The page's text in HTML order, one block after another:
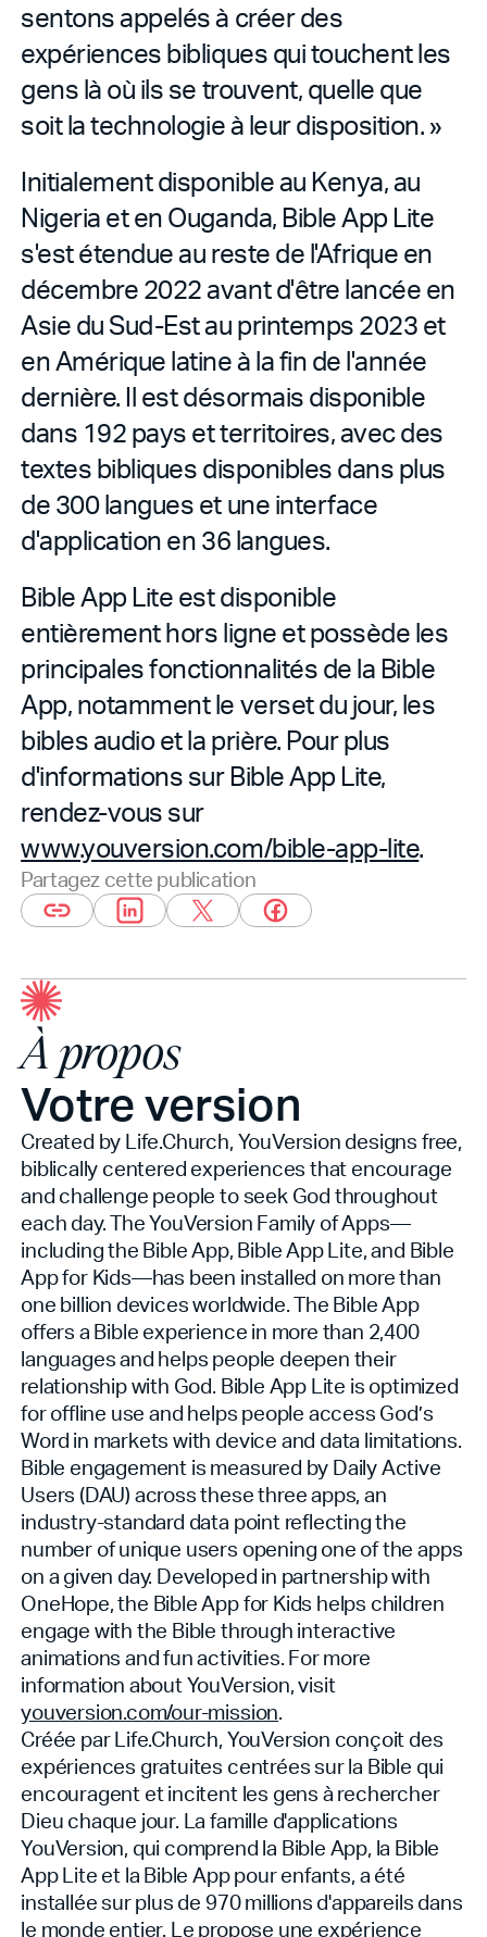
sentons appelés à créer des
expériences bibliques qui touchent les
gens là où ils se trouvent, quelle que
soit la technologie à leur disposition. »
Initialement disponible au Kenya, au
Nigeria et en Ouganda, Bible App Lite
s'est étendue au reste de l'Afrique en
décembre 2022 avant d'être lancée en
Asie du Sud-Est au printemps 2023 et
en Amérique latine à la fin de l'année
dernière. Il est désormais disponible
dans 192 pays et territoires, avec des
textes bibliques disponibles dans plus
de 300 langues et une interface
d'application en 36 langues.
Bible App Lite est disponible
entièrement hors ligne et possède les
principales fonctionnalités de la Bible
App, notamment le verset du jour, les
bibles audio et la prière. Pour plus
d'informations sur Bible App Lite,
rendez-vous sur
www.youversion.com/bible-app-lite.
Partagez cette publication
À propos
Votre version
Created by Life.Church, YouVersion designs free,
biblically centered experiences that encourage
and challenge people to seek God throughout
each day. The YouVersion Family of Apps—
including the Bible App, Bible App Lite, and Bible
App for Kids—has been installed on more than
one billion devices worldwide. The Bible App
offers a Bible experience in more than 2,400
languages and helps people deepen their
relationship with God. Bible App Lite is optimized
for offline use and helps people access God’s
Word in markets with device and data limitations.
Bible engagement is measured by Daily Active
Users (DAU) across these three apps, an
industry-standard data point reflecting the
number of unique users opening one of the apps
on a given day. Developed in partnership with
OneHope, the Bible App for Kids helps children
engage with the Bible through interactive
animations and fun activities. For more
information about YouVersion, visit
youversion.com/our-mission.
Créée par Life.Church, YouVersion conçoit des
expériences gratuites centrées sur la Bible qui
encouragent et incitent les gens à rechercher
Dieu chaque jour. La famille d'applications
YouVersion, qui comprend la Bible App, la Bible
App Lite et la Bible App pour enfants, a été
installée sur plus de 970 millions d'appareils dans
le monde entier. Le propose une expérience